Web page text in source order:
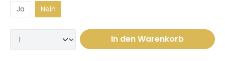
Ja
Nein
In den Warenkorb